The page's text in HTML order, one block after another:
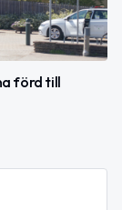
förd till